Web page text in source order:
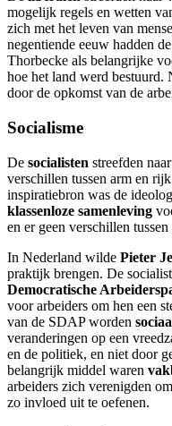
mogelijk regels en wetten
zich met het leven van
negentiende eeuw hadden
Thorbecke als belangrijke
hoe het land werd bestuurd.
door de opkomst van de
Socialisme
De socialisten streefden naar
verschillen tussen arm en
inspiratiebron was de
klassenloze samenleving
en er geen verschillen
In Nederland wilde Pieter
praktijk brengen. De
Democratische
voor arbeiders om hen een
van de SDAP worden
veranderingen op een
en de politiek, en niet door
belangrijk middel waren
arbeiders zich verenigden
zo invloed uit te oefenen.